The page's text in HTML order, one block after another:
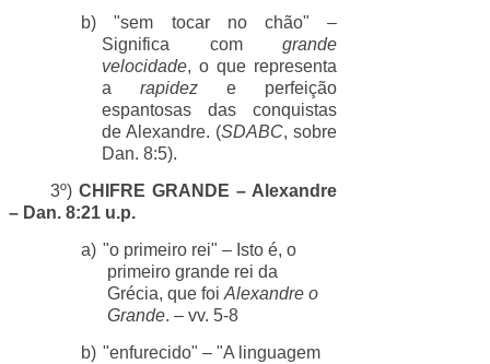
b) "sem tocar no chão" –
Significa com grande
velocidade, o que representa
arapidez e perfeição
espantosas das conquistas
de Alexandre. (SDABC, sobre
Dan. 8:5).
3º) CHIFRE GRANDE – Alexandre
– Dan. 8:21 u.p.
a) "o primeiro rei" – Isto é, o
primeiro grande rei da
Grécia, que foiAlexandre o
Grande. – vv. 5-8
b) "enfurecido" – "A linguagem